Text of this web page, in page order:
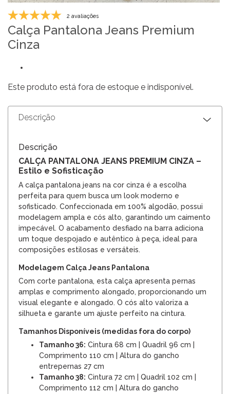
2 avaliações
Calça Pantalona Jeans Premium
Cinza
Este produto está fora de estoque e indisponível.
Descrição
Descrição
CALÇA PANTALONA JEANS PREMIUM CINZA –
Estilo e Sofisticação
A calça pantalona jeans na cor cinza é a escolha
perfeita para quem busca um look moderno e
sofisticado. Confeccionada em 100% algodão, possui
modelagem ampla e cós alto, garantindo um caimento
impecável. O acabamento desfiado na barra adiciona
um toque despojado e autêntico à peça, ideal para
composições estilosas e versáteis.
Modelagem Calça Jeans Pantalona
Com corte pantalona, esta calça apresenta pernas
amplas e comprimento alongado, proporcionando um
visual elegante e alongado. O cós alto valoriza a
silhueta e garante um ajuste perfeito na cintura.
Tamanhos Disponíveis (medidas fora do corpo)
Tamanho 36: Cintura 68 cm | Quadril 96 cm |
Comprimento 110 cm | Altura do gancho
entrepernas 27 cm
Tamanho 38: Cintura 72 cm | Quadril 102 cm |
Comprimento 112 cm | Altura do gancho